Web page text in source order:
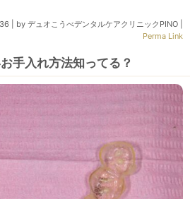
by デュオこうべデンタルケアクリニックPINO
Perma Link
手入れ方法知ってる？